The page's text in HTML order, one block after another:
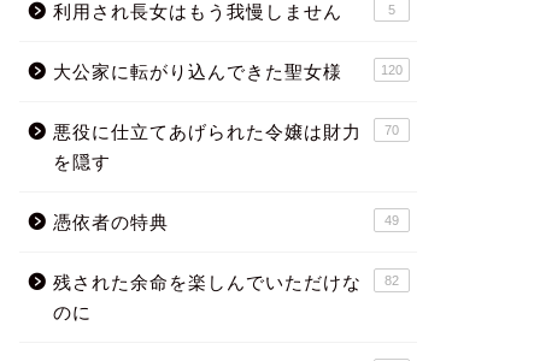
利用され長女はもう我慢しません 5
大公家に転がり込んできた聖女様 120
悪役に仕立てあげられた令嬢は財力
を隠す
70
憑依者の特典 49
残された余命を楽しんでいただけな
のに
82